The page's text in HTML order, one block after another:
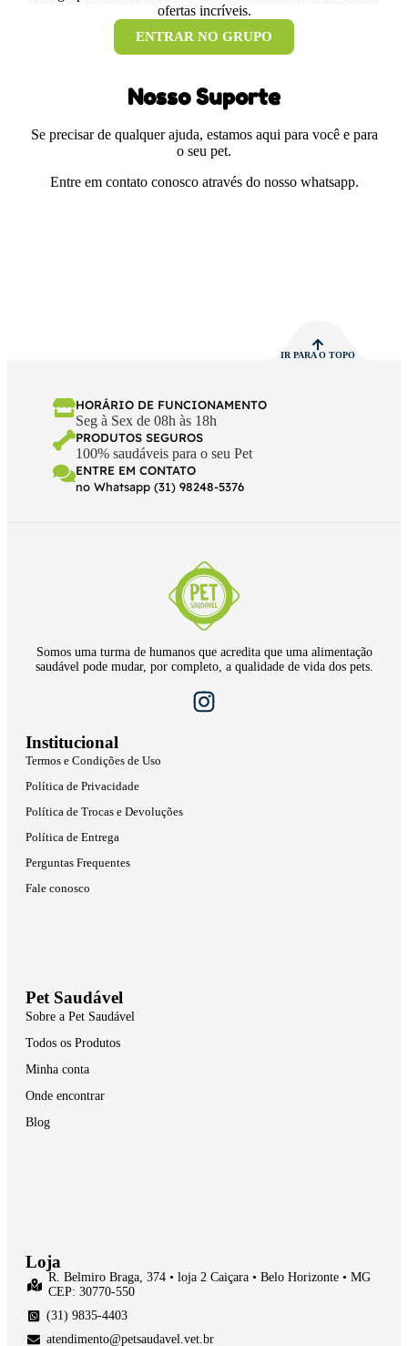
ofertas incríveis.
ENTRAR NO GRUPO
Nosso Suporte
Se precisar de qualquer ajuda, estamos aqui para você e para
o seu pet.
Entre em contato conosco através do nosso whatsapp.
IR PARA O TOPO
HORÁRIO DE FUNCIONAMENTO
Seg à Sex de 08h às 18h
PRODUTOS SEGUROS
100% saudáveis para o seu Pet
ENTRE EM CONTATO
no Whatsapp (31) 98248-5376
Somos uma turma de humanos que acredita que uma alimentação
saudável pode mudar, por completo, a qualidade de vida dos pets.
Institucional
Termos e Condições de Uso
Política de Privacidade
Política de Trocas e Devoluções
Política de Entrega
Perguntas Frequentes
Fale conosco
Pet Saudável
Sobre a Pet Saudável
Todos os Produtos
Minha conta
Onde encontrar
Blog
Loja
R. Belmiro Braga, 374 • loja 2 Caiçara • Belo Horizonte • MG
CEP: 30770-550
(31) 9835-4403
atendimento@petsaudavel.vet.br